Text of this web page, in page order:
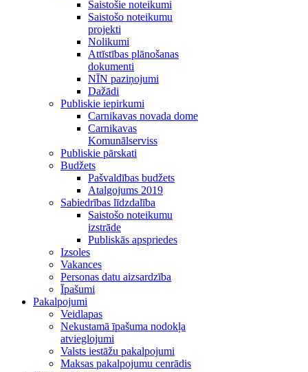
Saistošie noteikumi
Saistošo noteikumu
projekti
Nolikumi
Attīstības plānošanas
dokumenti
NĪN paziņojumi
Dažādi
Publiskie iepirkumi
Carnikavas novada dome
Carnikavas
Komunālserviss
Publiskie pārskati
Budžets
Pašvaldības budžets
Atalgojums 2019
Sabiedrības līdzdalība
Saistošo noteikumu
izstrāde
Publiskās apspriedes
Izsoles
Vakances
Personas datu aizsardzība
Īpašumi
Pakalpojumi
Veidlapas
Nekustamā īpašuma nodokļa
atvieglojumi
Valsts iestāžu pakalpojumi
Maksas pakalpojumu cenrādis